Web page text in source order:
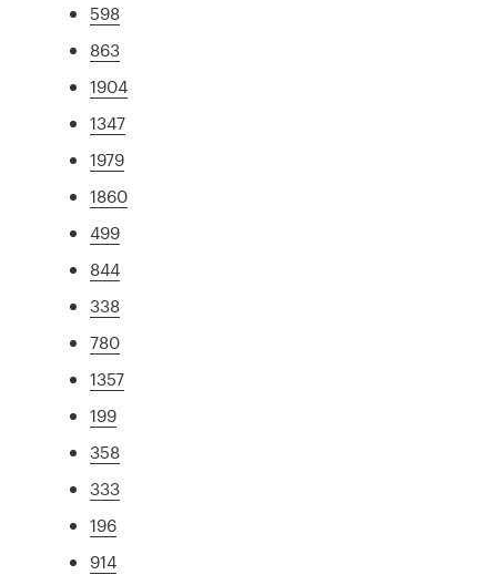
598
863
1904
1347
1979
1860
499
844
338
780
1357
199
358
333
196
914